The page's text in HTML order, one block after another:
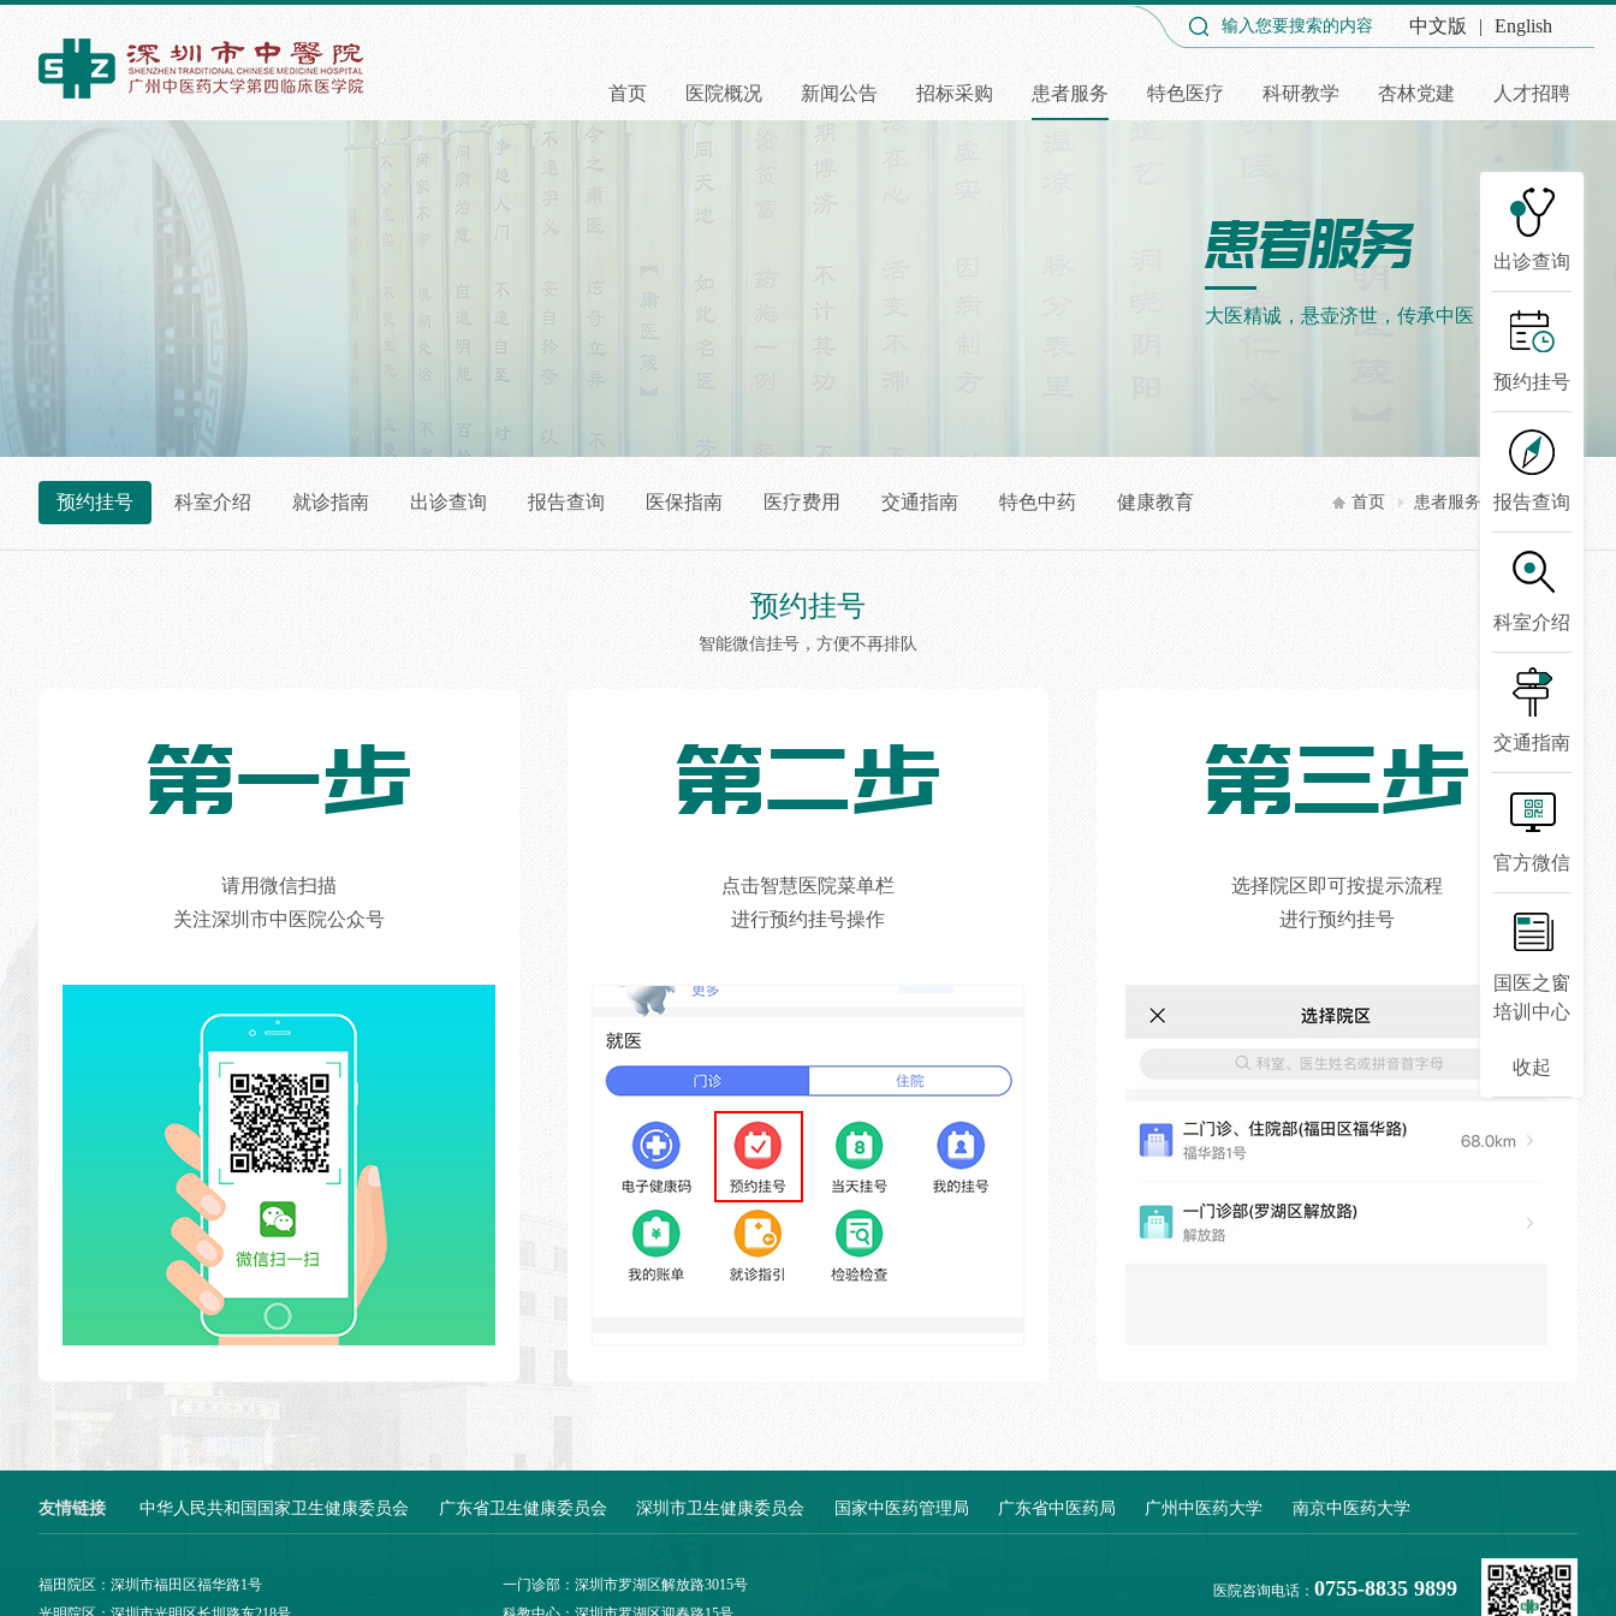
中文版 | English
首页 医院概况 新闻公告 招标采购 患者服务 特色医疗 科研教学 杏林党建 人才招聘
大医精诚，悬壶济世，传承中医，弘扬国粹
首页 患者服务 预约挂号
预约挂号 科室介绍 就诊指南 出诊查询 报告查询 医保指南 医疗费用 交通指南 特色中药 健康教育
预约挂号
智能微信挂号，方便不再排队
第一步
请用微信扫描
关注深圳市中医院公众号
第二步
点击智慧医院菜单栏
进行预约挂号操作
第三步
选择院区即可按提示流程
进行预约挂号
出诊查询
预约挂号
报告查询
科室介绍
交通指南
官方微信
国医之窗
培训中心
收起
友情链接 中华人民共和国国家卫生健康委员会 广东省卫生健康委员会 深圳市卫生健康委员会 国家中医药管理局 广东省中医药局 广州中医药大学 南京中医药大学
医院咨询电话： 0755-8835 9899
福田院区：深圳市福田区福华路1号
一门诊部：深圳市罗湖区解放路3015号